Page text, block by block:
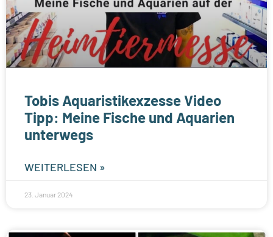
Tobis Aquaristikexzesse Video
Tipp: Meine Fische und Aquarien
unterwegs
WEITERLESEN »
23. Januar 2024